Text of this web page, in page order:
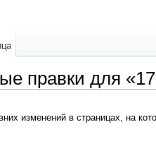
правки для
изменений в страницах, на